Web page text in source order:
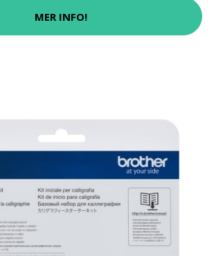
MER INFO!